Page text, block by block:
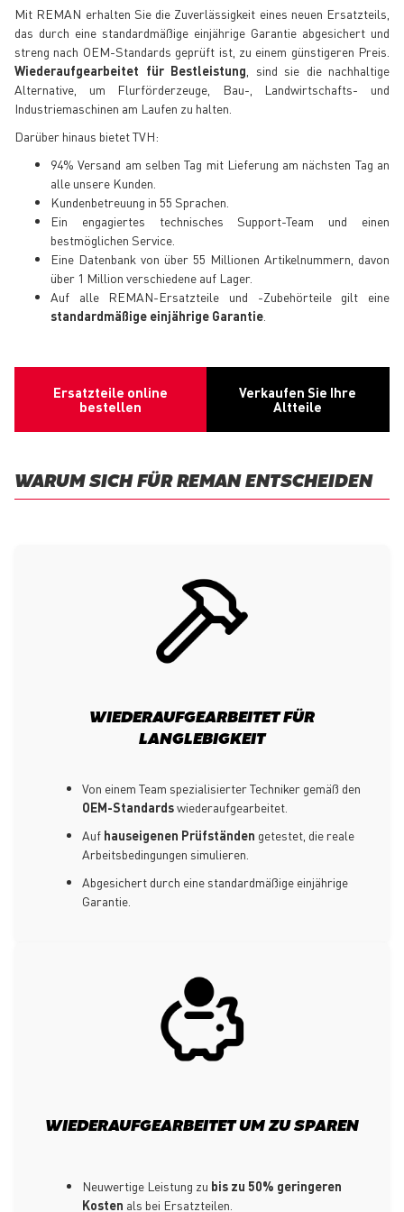
Mit REMAN erhalten Sie die Zuverlässigkeit eines neuen Ersatzteils,
das durch eine standardmäßige einjährige Garantie abgesichert und
streng nach OEM-Standards geprüft ist, zu einem günstigeren Preis.
Wiederaufgearbeitet für Bestleistung , sind sie die nachhaltige
Alternative, um Flurförderzeuge, Bau-, Landwirtschafts- und
Industriemaschinen am Laufen zu halten.
Darüber hinaus bietet TVH:
94% Versand am selben Tag mit Lieferung am nächsten Tag an
alle unsere Kunden.
Kundenbetreuung in 55 Sprachen.
Ein engagiertes technisches Support-Team und einen
bestmöglichen Service.
Eine Datenbank von über 55 Millionen Artikelnummern, davon
über 1 Million verschiedene auf Lager.
Auf alle REMAN-Ersatzteile und -Zubehörteile gilt eine
standardmäßige einjährige Garantie
Ersatzteile online
bestellen
Verkaufen Sie Ihre
Altteile
WARUM SICH FÜR REMAN ENTSCHEIDEN
WIEDERAUFGEARBEITET FÜR
LANGLEBIGKEIT
Von einem Team spezialisierter Techniker gemäß den
OEM-Standardswiederaufgearbeitet.
Auf hauseigenen Prüfständen getestet, die reale
Arbeitsbedingungen simulieren.
Abgesichert durch eine standardmäßige einjährige
Garantie.
WIEDERAUFGEARBEITET UM ZU SPAREN
Neuwertige Leistung zu bis zu 50% geringeren
Kosten als bei Ersatzteilen.